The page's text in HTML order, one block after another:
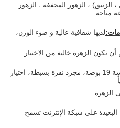
الزنبق) ، الزهور المجففة ، الزهور
متاحة.
لديها شفافية عالية و ضوء الوزن،
خالية من الاختيار
شاشة لمسة 19 بوصة، مجرد نقرة بسيطة، اختيار
الزهرة.
البعيدة على شبكة الإنترنت تسمح